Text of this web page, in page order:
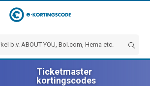
Ticketmaster
kortingscodes